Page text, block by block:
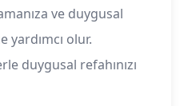
ve duygusal
yardımcı olur.
duygusal refahınızı